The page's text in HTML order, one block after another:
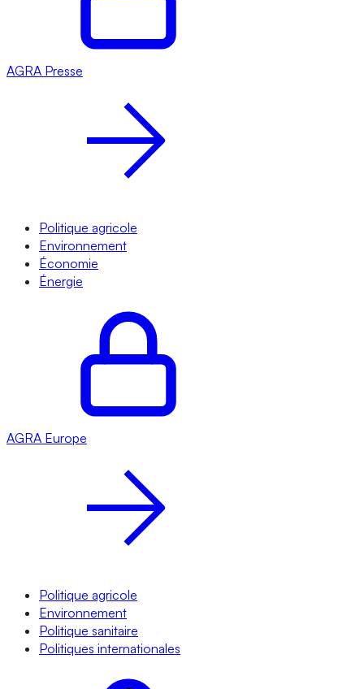
AGRA Presse
Politique agricole
Environnement
Économie
Énergie
AGRA Europe
Politique agricole
Environnement
Politique sanitaire
Politiques internationales